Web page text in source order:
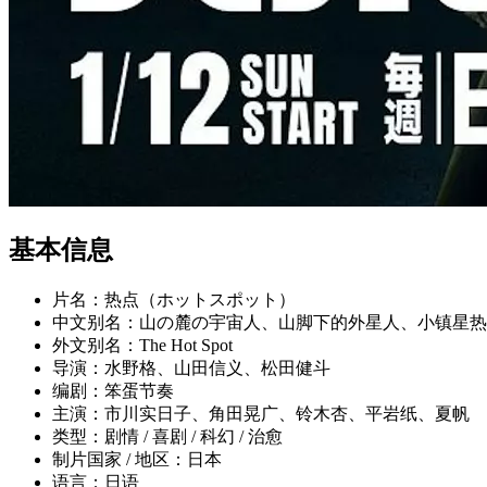
基本信息
片名：热点（ホットスポット）
中文别名：山の麓の宇宙人、山脚下的外星人、小镇星
外文别名：The Hot Spot
导演：水野格、山田信义、松田健斗
编剧：笨蛋节奏
主演：市川实日子、角田晃广、铃木杏、平岩纸、夏帆
类型：剧情 / 喜剧 / 科幻 / 治愈
制片国家 / 地区：日本
语言：日语